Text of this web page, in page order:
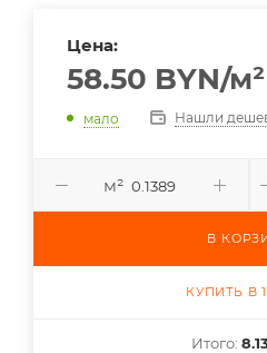
Цена:
58.50 BYN/м²
мало Нашли
м²
В
КУПИТЬ В
Итого: